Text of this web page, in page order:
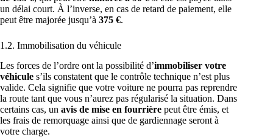
un délai court. À l’inverse, en cas de retard de paiement, elle
peut être majorée jusqu’à 375 €.
1.2. Immobilisation du véhicule
Les forces de l’ordre ont la possibilité d’immobiliser votre
véhicule s’ils constatent que le contrôle technique n’est plus
valide. Cela signifie que votre voiture ne pourra pas reprendre
la route tant que vous n’aurez pas régularisé la situation. Dans
certains cas, un avis de mise en fourrière peut être émis, et
les frais de remorquage ainsi que de gardiennage seront à
votre charge.